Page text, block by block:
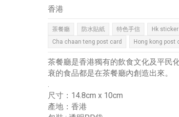
香港
茶餐廳 防水貼紙 特色手信 Hk sticker
Cha chaan teng post card
Hong kong post
茶餐廳是香港獨有的飲食文化及平民
衰的食品都是在茶餐廳內創造出來。
.
尺寸：14.8cm x 10cm
產地：香港